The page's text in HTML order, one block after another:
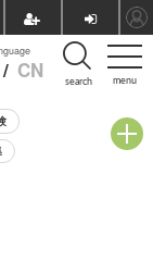
menu
/ CN search